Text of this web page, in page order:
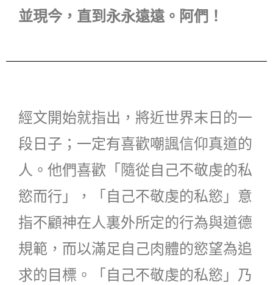
並現今，直到永永遠遠。阿們！
經文開始就指出，將近世界末日的一
段日子；一定有喜歡嘲諷信仰真道的
人。他們喜歡「隨從自己不敬虔的私
慾而行」，「自己不敬虔的私慾」意
指不顧神在人裏外所定的行為與道德
規範，而以滿足自己肉體的慾望為追
求的目標。「自己不敬虔的私慾」乃